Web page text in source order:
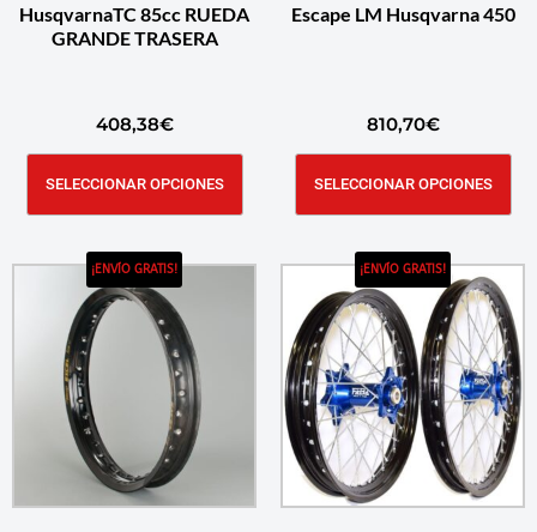
HusqvarnaTC 85cc RUEDA
GRANDE TRASERA
408,38€
SELECCIONAR OPCIONES
Escape LM Husqvarna 450
810,70€
SELECCIONAR OPCIONES
¡ENVÍO GRATIS! ¡ENVÍO GRATIS!